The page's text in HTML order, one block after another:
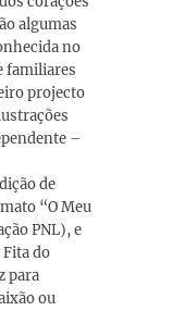
algumas
no
familiares
projecto
–
de
“O Meu
PNL), e
Fita do
para
ou